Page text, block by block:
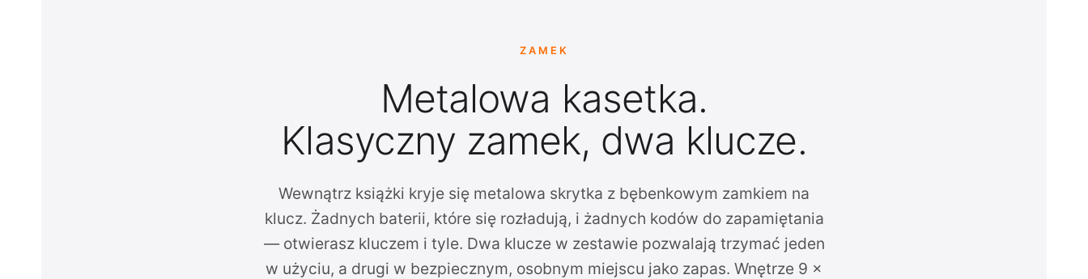
ZAMEK
Metalowa kasetka.
Klasyczny zamek, dwa klucze.
Wewnątrz książki kryje się metalowa skrytka z bębenkowym zamkiem na
klucz. Żadnych baterii, które się rozładują, i żadnych kodów do zapamiętania
— otwierasz kluczem i tyle. Dwa klucze w zestawie pozwalają trzymać jeden
w użyciu, a drugi w bezpiecznym, osobnym miejscu jako zapas. Wnętrze 9 ×